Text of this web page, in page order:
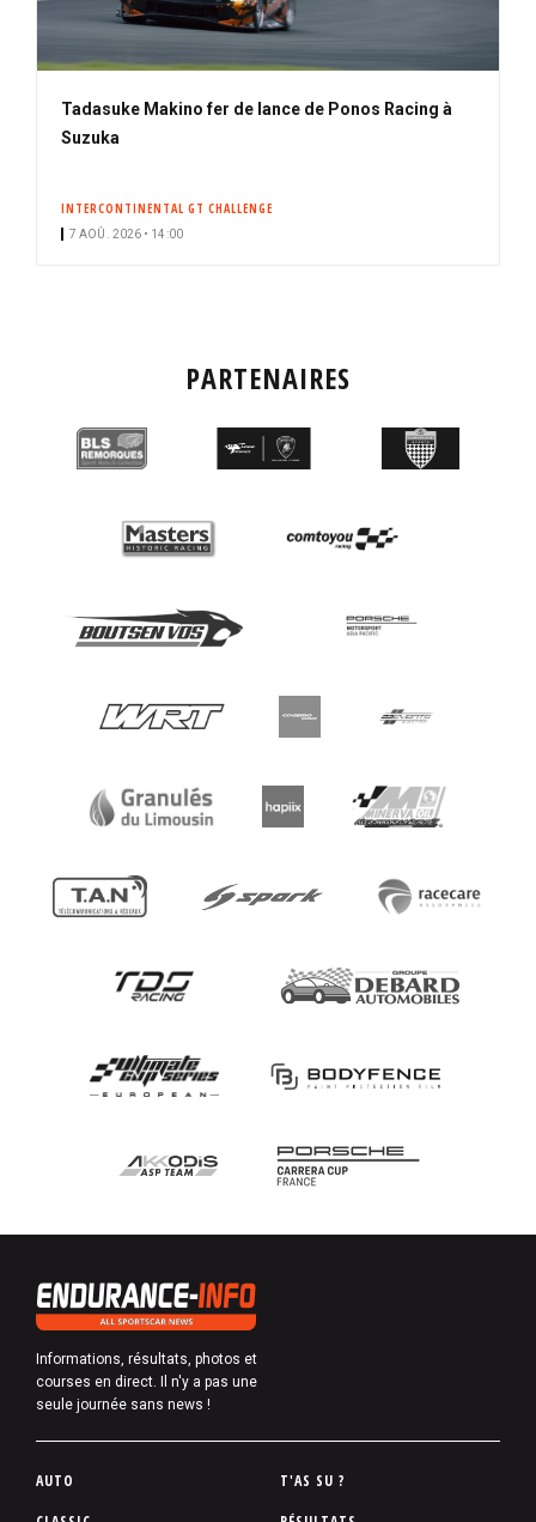
Tadasuke Makino fer de lance de Ponos Racing à
Suzuka
INTERCONTINENTAL GT CHALLENGE
7 AOÛ. 2026 • 14:00
PARTENAIRES
Informations, résultats, photos et
courses en direct. Il n'y a pas une
seule journée sans news !
P
AUTO
T'AS SU ?